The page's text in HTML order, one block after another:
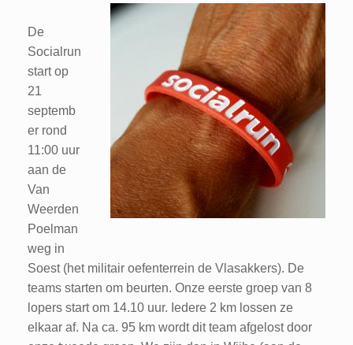
De
Socialrun
start op
21
septemb
er rond
11:00 uur
aan de
Van
Weerden
Poelman
weg in
Soest (het militair oefenterrein de Vlasakkers). De
teams starten om beurten. Onze eerste groep van 8
lopers start om 14.10 uur. Iedere 2 km lossen ze
elkaar af. Na ca. 95 km wordt dit team afgelost door